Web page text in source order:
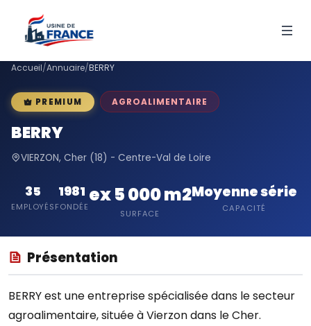
Accueil/Annuaire/BERRY
PREMIUM AGROALIMENTAIRE
BERRY
VIERZON, Cher (18) - Centre-Val de Loire
35
EMPLOYÉS
1981
FONDÉE
ex 5 000 m2
SURFACE
Moyenne série
CAPACITÉ
Présentation
BERRY est une entreprise spécialisée dans le secteur
agroalimentaire, située à Vierzon dans le Cher.